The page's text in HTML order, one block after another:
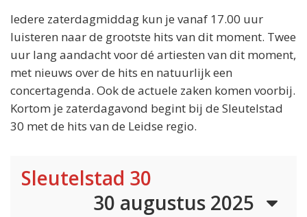
Iedere zaterdagmiddag kun je vanaf 17.00 uur
luisteren naar de grootste hits van dit moment. Twee
uur lang aandacht voor dé artiesten van dit moment,
met nieuws over de hits en natuurlijk een
concertagenda. Ook de actuele zaken komen voorbij.
Kortom je zaterdagavond begint bij de Sleutelstad
30 met de hits van de Leidse regio.
Sleutelstad 30
30 augustus 2025